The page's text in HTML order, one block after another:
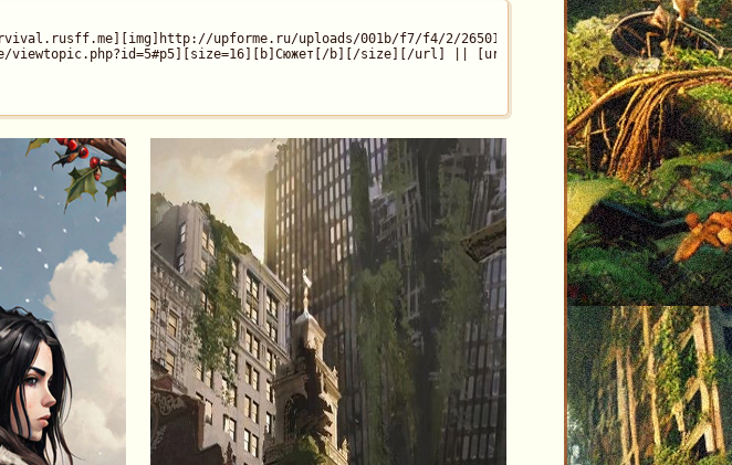
upforme.ru/uploads/001b/f7/f4/2/265011.jpg[/img][/url]
b][/size][/url] || [url=http://survival.rusff.me/